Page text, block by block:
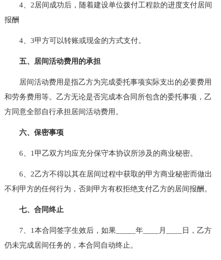
4、2居间成功后，随着建设单位拨付工程款的进度支付居间
报酬
4、3甲方可以转账或现金的方式支付。
五、居间活动费用的承担
居间活动费用是指乙方为完成委托事项实际支出的必要费用
和劳务费用等。乙方无论是否完成本合同所包含的委托事项，乙
方同意全部自行承担居间活动费用。
六、保密事项
6、1甲乙双方均应充分保守本协议所涉及的商业秘密。
6、2乙方不得以其在居间过程中获取的甲方商业秘密而做出
不利甲方的任何行为，否则甲方有权拒绝支付乙方的居间报酬。
七、合同终止
7、1本合同签字生效后，如果_____年____月____日，乙方
仍未完成居间任务的，本合同自动终止。